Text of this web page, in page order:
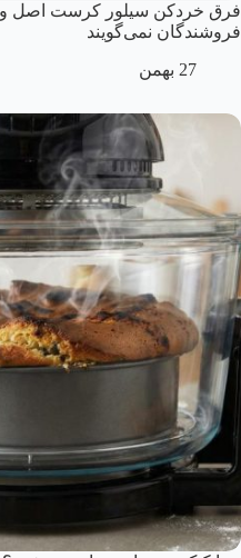
فروشندگان نمی‌گویند
27 بهمن